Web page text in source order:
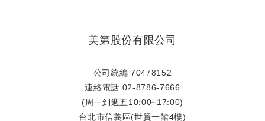
美第股份有限公司
公司統編 70478152
連絡電話 02-8786-7666
(周一到週五10:00~17:00)
台北市信義區(世貿一館4樓)